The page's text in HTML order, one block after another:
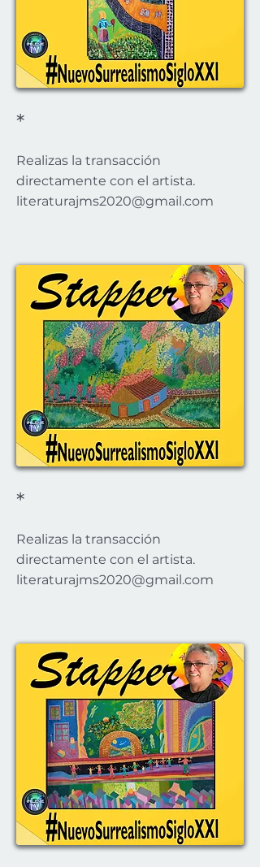
*
Realizas la transacción
directamente con el artista.
literaturajms2020@gmail.com
*
Realizas la transacción
directamente con el artista.
literaturajms2020@gmail.com